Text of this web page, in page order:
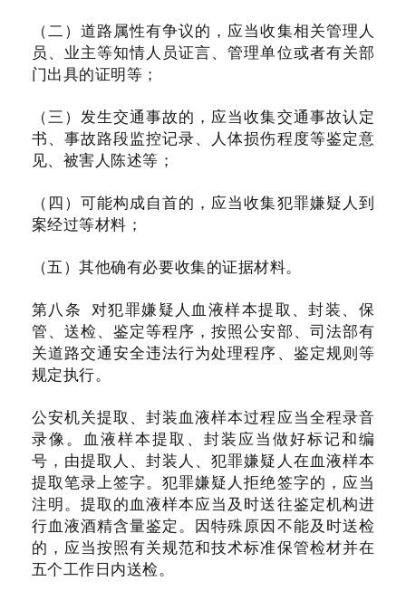
（二）道路属性有争议的，应当收集相关管理人
员、业主等知情人员证言、管理单位或者有关部
门出具的证明等；
（三）发生交通事故的，应当收集交通事故认定
书、事故路段监控记录、人体损伤程度等鉴定意
见、被害人陈述等；
（四）可能构成自首的，应当收集犯罪嫌疑人到
案经过等材料；
（五）其他确有必要收集的证据材料。
第八条 对犯罪嫌疑人血液样本提取、封装、保
管、送检、鉴定等程序，按照公安部、司法部有
关道路交通安全违法行为处理程序、鉴定规则等
规定执行。
公安机关提取、封装血液样本过程应当全程录音
录像。血液样本提取、封装应当做好标记和编
号，由提取人、封装人、犯罪嫌疑人在血液样本
提取笔录上签字。犯罪嫌疑人拒绝签字的，应当
注明。提取的血液样本应当及时送往鉴定机构进
行血液酒精含量鉴定。因特殊原因不能及时送检
的，应当按照有关规范和技术标准保管检材并在
五个工作日内送检。